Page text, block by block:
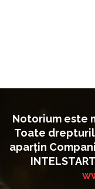
Notorium este
Toate
aparțin